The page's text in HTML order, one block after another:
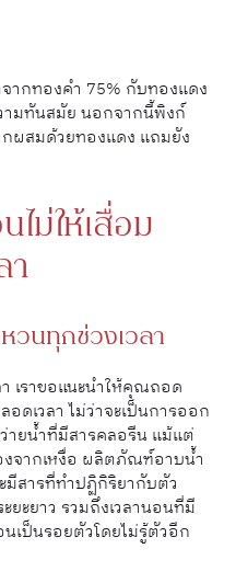
ากทองคำ 75% กับทองแดง
ามทันสมัย นอกจากนี้พิงก์
ผสมด้วยทองแดง แถมยัง
ม่ให้เสื่อม
วนทุกช่วงเวลา
เราขอแนะนำให้คุณถอด
ดเวลา ไม่ว่าจะเป็นการออก
ายน้ำที่มีสารคลอรีน แม้แต่
งจากเหงื่อ ผลิตภัณฑ์อาบน้ำ
สารที่ทำปฏิกิริยากับตัว
ยะยาว รวมถึงเวลานอนที่มี
เป็นรอยตัวโดยไม่รู้ตัวอีก